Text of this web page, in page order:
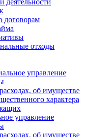
договорам
отходы
управление
об имуществе
характера
управление
об имуществе